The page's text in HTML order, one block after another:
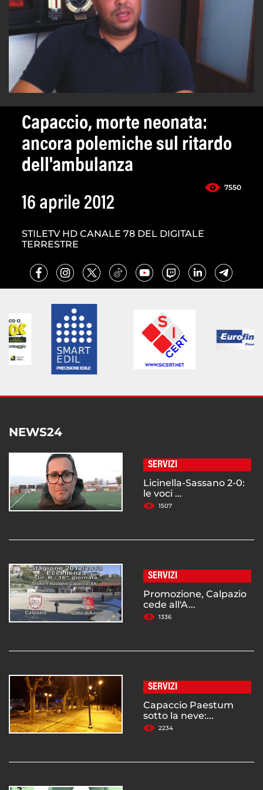
Capaccio, morte neonata:
ancora polemiche sul ritardo
dell'ambulanza
7550
16 aprile 2012
STILETV HD CANALE 78 DEL DIGITALE
TERRESTRE
NEWS24
SERVIZI
Licinella-Sassano 2-0:
le voci ...
1507
SERVIZI
Promozione, Calpazio
cede all'A...
1336
SERVIZI
Capaccio Paestum
sotto la neve:...
2234